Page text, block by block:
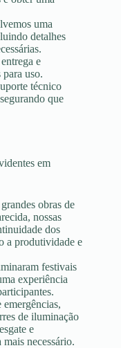
uma
detalhes
e
uso.
técnico
que
em
obras de
nossas
dos
a produtividade e
festivais
experiência
emergências,
de iluminação
e
necessário.